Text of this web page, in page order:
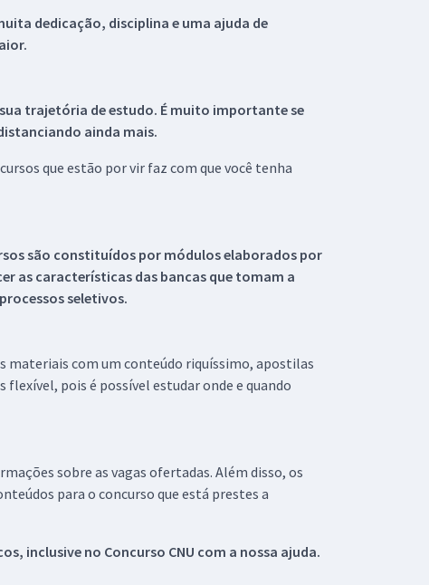
dedicação, disciplina e uma ajuda de
trajetória de estudo. É muito importante se
ainda mais.
que estão por vir faz com que você tenha
são constituídos por módulos elaborados por
as características das bancas que tomam a
seletivos.
materiais com um conteúdo riquíssimo, apostilas
pois é possível estudar onde e quando
sobre as vagas ofertadas. Além disso, os
para o concurso que está prestes a
inclusive no Concurso CNU com a nossa ajuda.